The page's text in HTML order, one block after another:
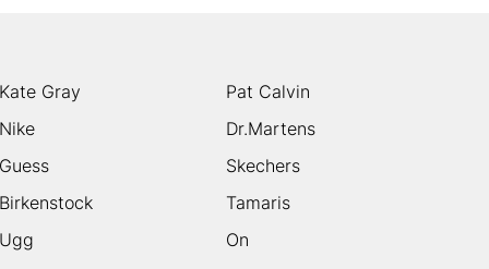
Kate Gray
Pat Calvin
Nike
Dr.Martens
Guess
Skechers
Birkenstock
Tamaris
Ugg
On